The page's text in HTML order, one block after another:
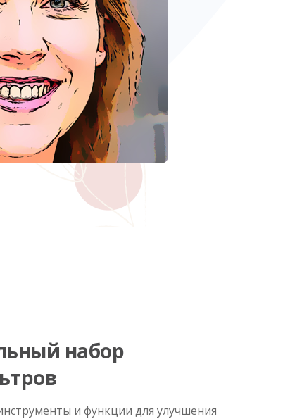
набор
и функции для улучшения